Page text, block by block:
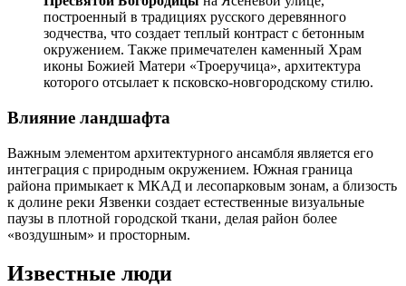
построенный в традициях русского деревянного
зодчества, что создает теплый контраст с бетонным
окружением. Также примечателен каменный Храм
иконы Божией Матери «Троеручица», архитектура
которого отсылает к псковско-новгородскому стилю.
Влияние ландшафта
Важным элементом архитектурного ансамбля является его
интеграция с природным окружением. Южная граница
района примыкает к МКАД и лесопарковым зонам, а близость
к долине реки Язвенки создает естественные визуальные
паузы в плотной городской ткани, делая район более
«воздушным» и просторным.
Известные люди